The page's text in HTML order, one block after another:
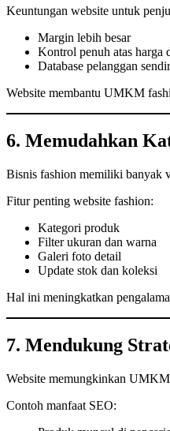
Keuntungan website untuk
Margin lebih besar
Kontrol penuh atas harga
Database pelanggan
Website membantu UMKM
6. Memudahkan
Bisnis fashion memiliki banyak
Fitur penting website fashion:
Kategori produk
Filter ukuran dan warna
Galeri foto detail
Update stok dan koleksi
Hal ini meningkatkan
7. Mendukung
Website memungkinkan
Contoh manfaat SEO: